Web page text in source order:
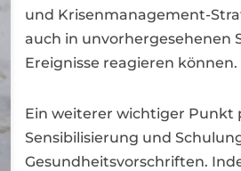
und Krisenmanagement-
auch in unvorhergesehenen
Ereignisse reagieren können.
Ein weiterer wichtiger Punkt
Sensibilisierung und
Gesundheitsvorschriften.